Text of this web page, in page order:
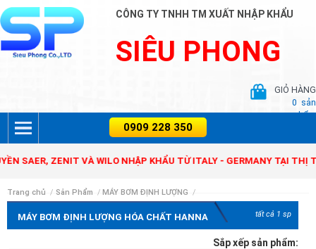
CÔNG TY TNHH TM XUẤT NHẬP KHẨU
SIÊU PHONG
GIỎ HÀNG
0 sản
phẩm
ZENIT VÀ WILO NHẬP KHẨU TỪ ITALY - GERMANY TẠI THỊ
Trang chủ / Sản Phẩm / MÁY BƠM ĐỊNH LƯỢNG /
MÁY BƠM ĐỊNH LƯỢNG HÓA CHẤT HANNA tất cả 1 sp
Sắp xếp sản phẩm: